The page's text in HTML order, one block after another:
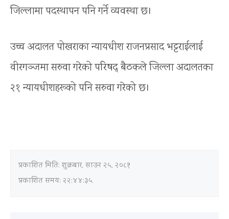
जिल्लामा पदस्थापन पनि गर्ने व्यवस्था छ।
उच्च अदालत पोखराका न्यायधीश राजनप्रसाद भट्टराईलाई
वीरगञ्जमा सरुवा गरेको परिषद् बैठकले जिल्ला अदालतका
२१ न्यायधीशहरूको पनि सरुवा गरेको छ।
प्रकाशित मिति:शुक्रबार, साउन २५, २०८१
प्रकाशित समय: २२:४४:३५